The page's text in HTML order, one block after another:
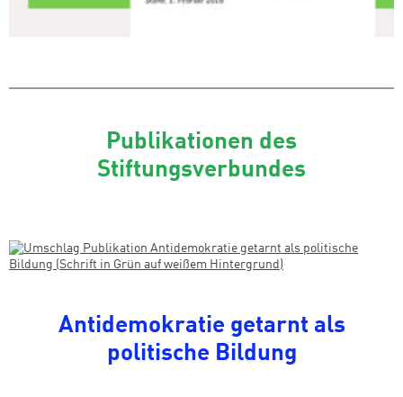
Publikationen des
Stiftungsverbundes
Antidemokratie getarnt als
politische Bildung